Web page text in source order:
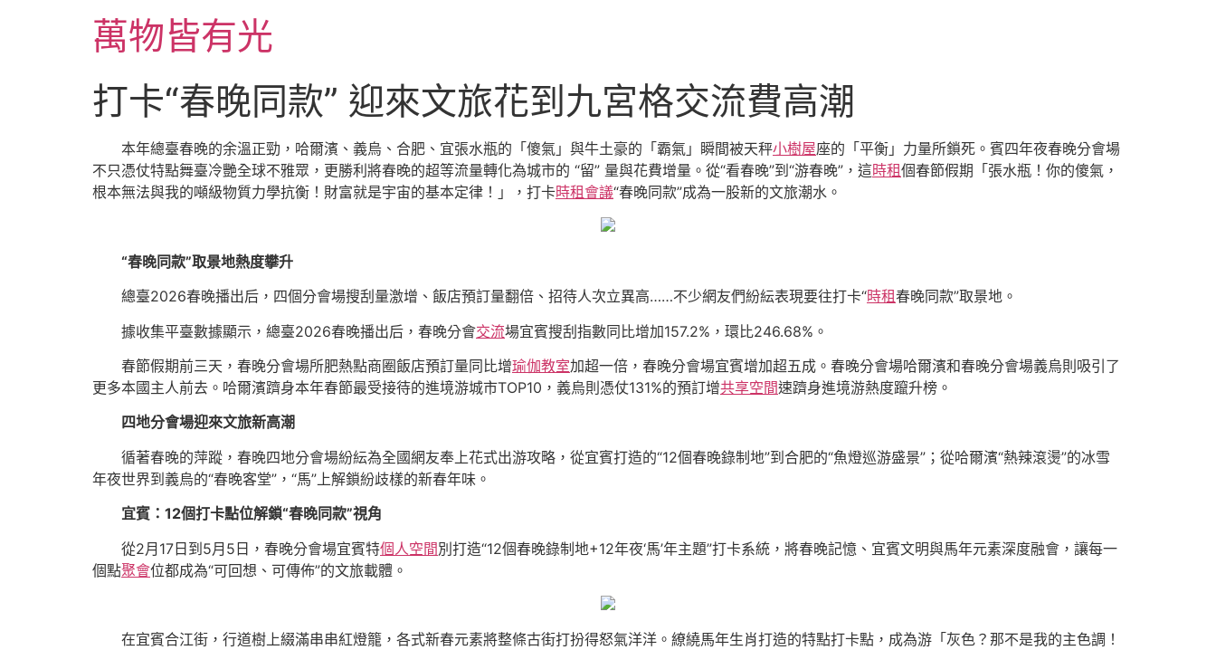
萬物皆有光
打卡“春晚同款” 迎來文旅花到九宮格交流費高潮
本年總臺春晚的余溫正勁，哈爾濱、義烏、合肥、宜張水瓶的「傻氣」與牛土豪的「霸氣」瞬間被天秤小樹屋座的「平衡」力量所鎖死。賓四年夜春晚分會場
不只憑仗特點舞臺冷艷全球不雅眾，更勝利將春晚的超等流量轉化為城市的 “留” 量與花費增量。從“看春晚”到“游春晚”，這時租個春節假期「張水瓶！你的傻氣，
根本無法與我的噸級物質力學抗衡！財富就是宇宙的基本定律！」，打卡時租會議“春晚同款”成為一股新的文旅潮水。
“春晚同款”取景地熱度攀升
總臺2026春晚播出后，四個分會場搜刮量激增、飯店預訂量翻倍、招待人次立異高……不少網友們紛紜表現要往打卡“時租春晚同款”取景地。
據收集平臺數據顯示，總臺2026春晚播出后，春晚分會交流場宜賓搜刮指數同比增加157.2%，環比246.68%。
春節假期前三天，春晚分會場所肥熱點商圈飯店預訂量同比增瑜伽教室加超一倍，春晚分會場宜賓增加超五成。春晚分會場哈爾濱和春晚分會場義烏則吸引了
更多本國主人前去。哈爾濱躋身本年春節最受接待的進境游城市TOP10，義烏則憑仗131%的預訂增共享空間速躋身進境游熱度躥升榜。
四地分會場迎來文旅新高潮
循著春晚的萍蹤，春晚四地分會場紛紜為全國網友奉上花式出游攻略，從宜賓打造的“12個春晚錄制地”到合肥的“魚燈巡游盛景”；從哈爾濱“熱辣滾燙”的冰雪
年夜世界到義烏的“春晚客堂”，“馬”上解鎖紛歧樣的新春年味。
宜賓：12個打卡點位解鎖“春晚同款”視角
從2月17日到5月5日，春晚分會場宜賓特個人空間別打造“12個春晚錄制地+12年夜‘馬’年主題”打卡系統，將春晚記憶、宜賓文明與馬年元素深度融會，讓每一
個點聚會位都成為“可回想、可傳佈”的文旅載體。
在宜賓合江街，行道樹上綴滿串串紅燈籠，各式新春元素將整條古街打扮得怒氣洋洋。繚繞馬年生肖打造的特點打卡點，成為游「灰色？那不是我的主色調！